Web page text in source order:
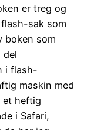
er treg og
sak som
boken som
del
i flash-
maskin med
et heftig
i Safari,